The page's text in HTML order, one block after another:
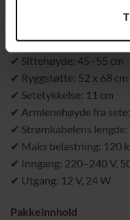
✔ Mål i hvilestilling: 66 x
✔ Sitteområde: 54 x 48
✔ Sittehøyde: 45–55 cm
✔ Ryggstøtte: 52 x 68 cm
✔ Setetykkelse: 11 cm
✔ Armlenehøyde fra
✔ Strømkabelens lengde:
✔ Maks belastning: 120
✔ Inngang: 220–240 V,
✔ Utgang: 12 V, 24 W
Pakkeinnhold